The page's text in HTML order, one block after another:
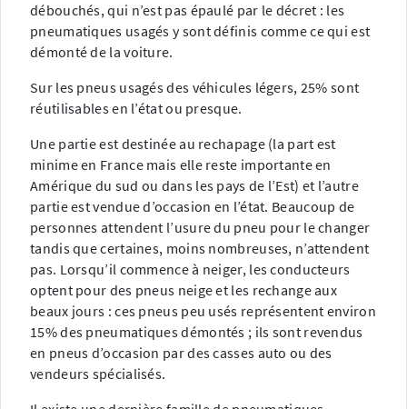
débouchés, qui n’est pas épaulé par le décret : les
pneumatiques usagés y sont définis comme ce qui est
démonté de la voiture.
Sur les pneus usagés des véhicules légers, 25% sont
réutilisables en l’état ou presque.
Une partie est destinée au rechapage (la part est
minime en France mais elle reste importante en
Amérique du sud ou dans les pays de l’Est) et l’autre
partie est vendue d’occasion en l’état. Beaucoup de
personnes attendent l’usure du pneu pour le changer
tandis que certaines, moins nombreuses, n’attendent
pas. Lorsqu’il commence à neiger, les conducteurs
optent pour des pneus neige et les rechange aux
beaux jours : ces pneus peu usés représentent environ
15% des pneumatiques démontés ; ils sont revendus
en pneus d’occasion par des casses auto ou des
vendeurs spécialisés.